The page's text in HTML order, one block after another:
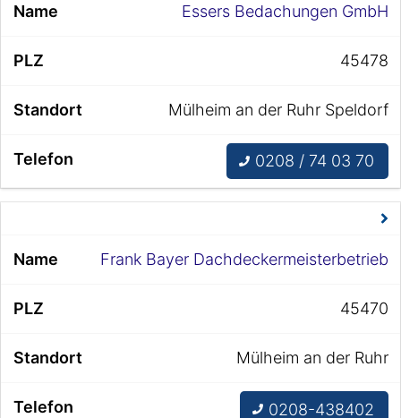
Essers Bedachungen GmbH
45478
Mülheim an der Ruhr Speldorf
0208 / 74 03 70
Frank Bayer Dachdeckermeisterbetrieb
45470
Mülheim an der Ruhr
0208-438402